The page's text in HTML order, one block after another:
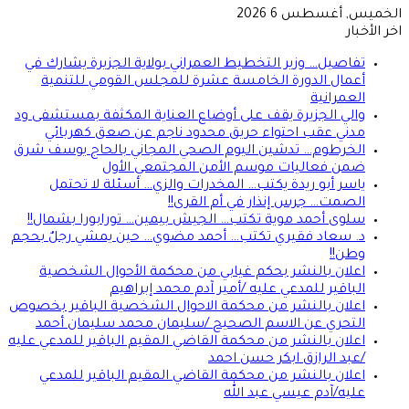
أغسطس 6 2026
الأخبار
تفاصيل… وزير التخطيط العمراني بولاية الجزيرة يشارك في
أعمال الدورة الخامسة عشرة للمجلس القومي للتنمية
العمرانية
والي الجزيرة يقف على أوضاع العناية المكثفة بمستشفى ود
مدني عقب احتواء حريق محدود ناجم عن صعق كهربائي
الخرطوم… تدشين اليوم الصحي المجاني بالحاج يوسف شرق
ضمن فعاليات موسم الأمن المجتمعي الأول
ياسر أبو ريدة يكتب… المخدرات والزي… أسئلة لا تحتمل
الصمت… جرس إنذار في أم القرى!!
سلوى أحمد موية تكتب… الجيش بيمين… تورابورا بشمال!!
د. سعاد فقيري تكتب… أحمد مضوي… حين يمشي رجلٌ بحجم
وطن!!
اعلان بالنشر بحكم غيابي من محكمة الأحوال الشخصية
الباقير للمدعي عليه /أمير آدم محمد إبراهيم
اعلان بالنشر من محكمة الاحوال الشخصية الباقير بخصوص
التحري عن الاسم الصحيح /سليمان محمد سليمان أحمد
اعلان بالنشر من محكمة القاضي المقيم الباقير للمدعي عليه
/عبد الرازق ابكر حسن احمد
اعلان بالنشر من محكمة القاضي المقيم الباقير للمدعي
عليه/آدم عيسي عبد الله